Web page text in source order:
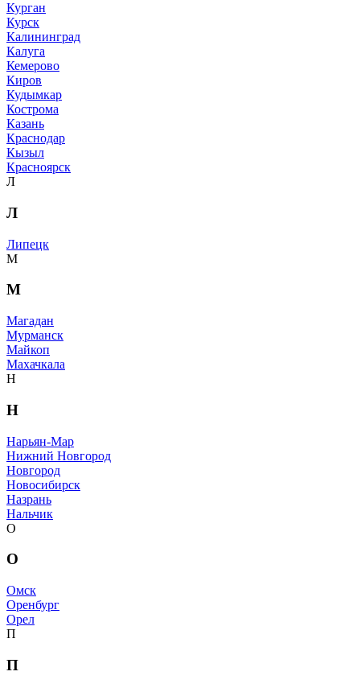
Курган
Курск
Калининград
Калуга
Кемерово
Киров
Кудымкар
Кострома
Казань
Краснодар
Кызыл
Красноярск
Л
Л
Липецк
М
М
Магадан
Мурманск
Майкоп
Махачкала
Н
Н
Нарьян-Мар
Нижний Новгород
Новгород
Новосибирск
Назрань
Нальчик
О
О
Омск
Оренбург
Орел
П
П